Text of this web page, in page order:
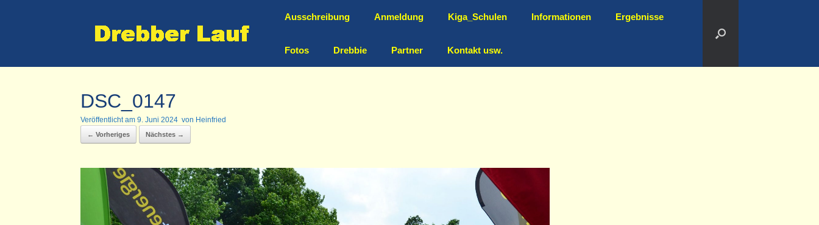
Ausschreibung Anmeldung Kiga_Schulen Informationen Ergebnisse
Fotos Drebbie Partner Kontakt usw.
DSC_0147
Veröffentlicht am 9. Juni 2024 von Heinfried
← Vorheriges Nächstes →